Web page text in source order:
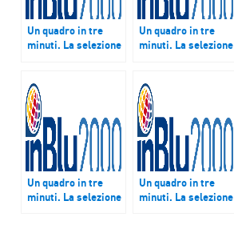
Un quadro in tre
minuti. La selezione
Un quadro in tre
minuti. La selezione
Un quadro in tre
minuti. La selezione
Un quadro in tre
minuti. La selezione